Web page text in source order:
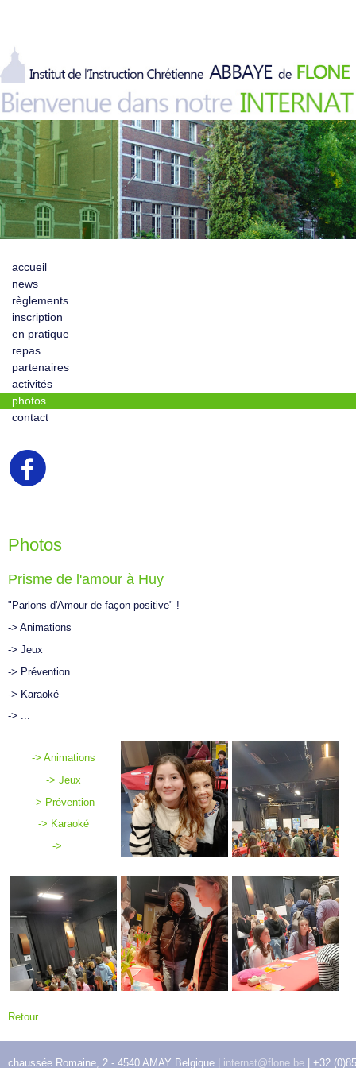
accueil
news
règlements
inscription
en pratique
repas
partenaires
activités
photos
contact
Photos
Prisme de l'amour à Huy
"Parlons d'Amour de façon positive" !
-> Animations
-> Jeux
-> Prévention
-> Karaoké
-> ...
-> Animations
-> Jeux
-> Prévention
-> Karaoké
-> ...
Retour
chaussée Romaine, 2 - 4540 AMAY Belgique | internat@flone.be| +32 (0)85